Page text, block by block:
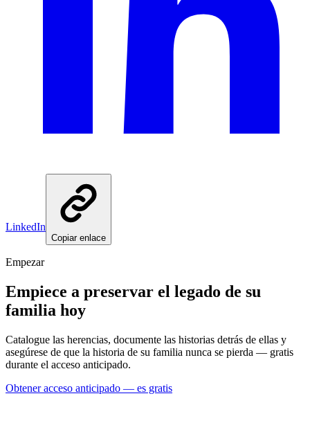
LinkedIn
Copiar enlace
Empezar
Empiece a preservar el legado de su
familia hoy
Catalogue las herencias, documente las historias detrás de ellas y
asegúrese de que la historia de su familia nunca se pierda — gratis
durante el acceso anticipado.
Obtener acceso anticipado — es gratis